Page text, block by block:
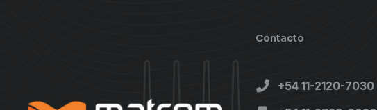
Contacto
+54 11-2120-7030